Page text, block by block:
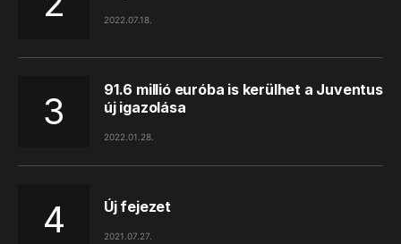
2022.07.18.
91.6 millió euróba is kerülhet a Juventus
új igazolása
2022.01.28.
Új fejezet
2021.07.27.